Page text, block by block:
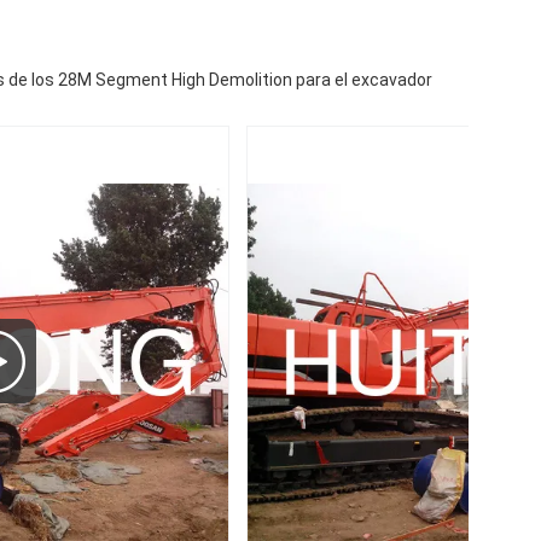
los 28M Segment High Demolition para el excavador